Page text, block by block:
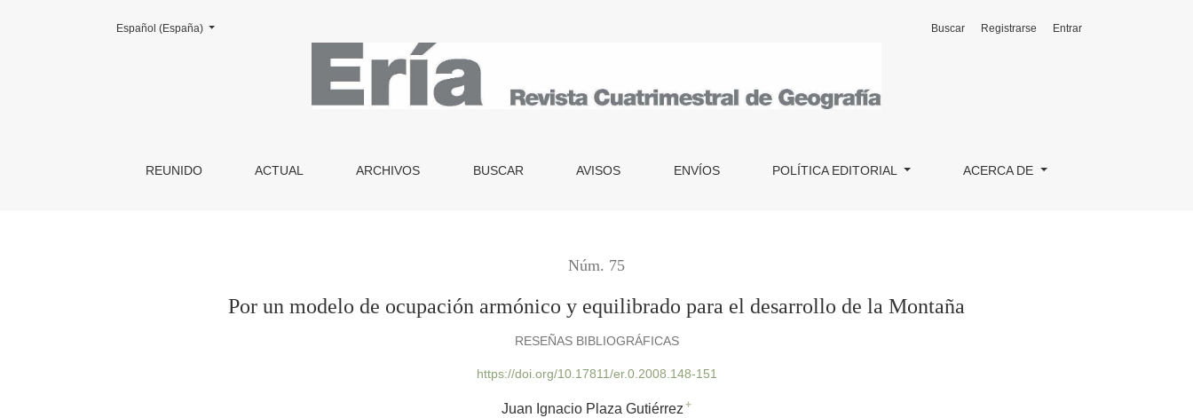
Por un modelo de ocupación armónico y equilibrado para el desarrollo de la Montaña
REUNIDO ACTUAL ARCHIVOS BUSCAR AVISOS ENVÍOS POLÍTICA EDITORIAL ACERCA DE
Buscar Registrarse Entrar
Cambiar el idioma. El actual es:
Español (España)
Núm. 75
Por un modelo de ocupación armónico y equilibrado para el desarrollo de la Montaña
RESEÑAS BIBLIOGRÁFICAS
https://doi.org/10.17811/er.0.2008.148-151
Juan Ignacio Plaza Gutiérrez +